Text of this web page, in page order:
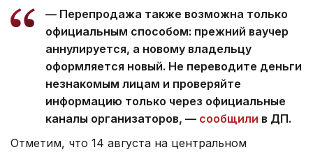
— Перепродажа также возможна только
официальным способом: прежний ваучер
аннулируется, а новому владельцу
оформляется новый. Не переводите деньги
незнакомым лицам и проверяйте
информацию только через официальные
каналы организаторов, — сообщили в ДП.
Отметим, что 14 августа на центральном